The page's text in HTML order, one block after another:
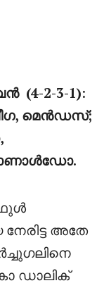
(4-2-3-1):
മെൻഡസ്;
ഫുൾ
അതേ
ഡാലിക്